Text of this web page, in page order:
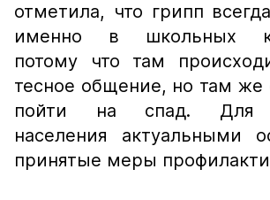
отметила, что грипп
именно в школьных
потому что там
тесное общение, но там
пойти на спад. Для
населения актуальными
принятые меры